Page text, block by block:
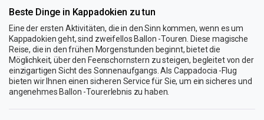
Beste Dinge in Kappadokien zu tun
Eine der ersten Aktivitäten, die in den Sinn kommen, wenn es um
Kappadokien geht, sind zweifellos Ballon -Touren. Diese magische
Reise, die in den frühen Morgenstunden beginnt, bietet die
Möglichkeit, über den Feenschornstern zu steigen, begleitet von der
einzigartigen Sicht des Sonnenaufgangs. Als Cappadocia -Flug
bieten wir Ihnen einen sicheren Service für Sie, um ein sicheres und
angenehmes Ballon -Tourerlebnis zu haben.